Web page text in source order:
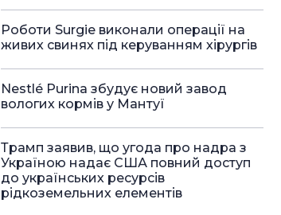
Роботи Surgie виконали операції на
живих свинях під керуванням хірургів
Nestlé Purina збудує новий завод
вологих кормів у Мантуї
Трамп заявив, що угода про надра з
Україною надає США повний доступ
до українських ресурсів
рідкоземельних елементів